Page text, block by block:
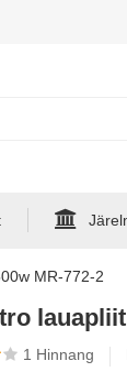
MR-772-2
1 Hinnang